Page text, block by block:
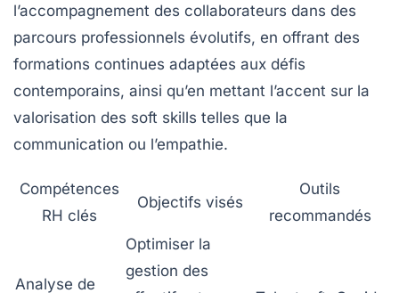
l’accompagnement des collaborateurs dans des
parcours professionnels évolutifs, en offrant des
formations continues adaptées aux défis
contemporains, ainsi qu’en mettant l’accent sur la
valorisation des soft skills telles que la
communication ou l’empathie.
Compétences
RH clés
Objectifs visés
Outils
recommandés
Analyse de
Optimiser la
gestion des